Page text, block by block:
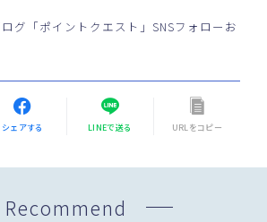
グ「ポイントクエスト」SNSフォローお
シェアする LINEで送る URLをコピー
Recommend